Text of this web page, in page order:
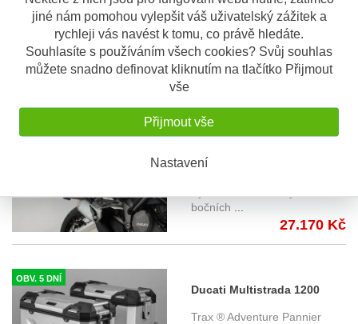
jiné nám pomohou vylepšit váš uživatelský zážitek a
rychleji vás navést k tomu, co právě hledáte.
Souhlasíte s používáním všech cookies? Svůj souhlas
můžete snadno definovat kliknutím na tlačítko Přijmout
vše
Přijmout vše
Nastavení
(15-) - sada bočních kufrů
TRAX Adventure 45/45 l. s
nosiči - stříbrné
Trax Adventure Aluminium
Pannier System - sada
stříbrný...
27.170 Kč
OBV. 5 DNÍ
Enduro (16-) - sada bočních
s nosičem - černé
KFT.22.114.70000/B
bočních
27.170 Kč
OBV. 5 DNÍ
Ducati Multistrada 1200
Enduro (16-) - sada bočních
Trax ® Adventure Pannier